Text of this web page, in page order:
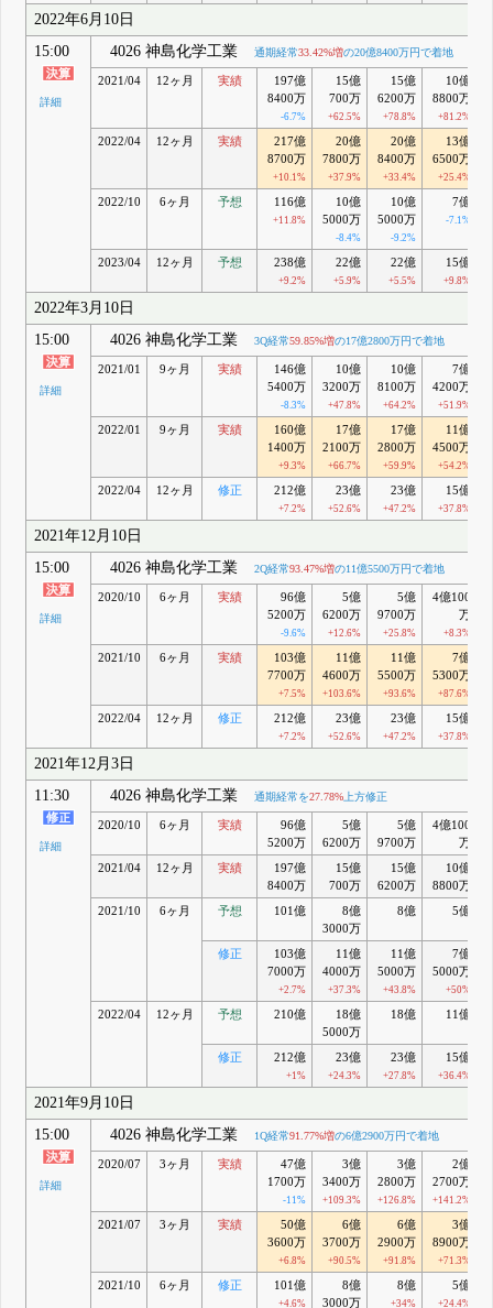
2022年6月10日
15:00
詳細
4026 神島化学工業 通期経常33.42%増の20億8400万円で着地
2021/04 12ヶ月 実績
197億
8400万
-6.7%
15億
700万
+62.5%
15億
6200万
+78.8%
10億
8800万
+81.2%
2022/04 12ヶ月 実績
217億
8700万
+10.1%
20億
7800万
+37.9%
20億
8400万
+33.4%
13億
6500万
+25.4%
2022/10 6ヶ月 予想 116億
+11.8%
10億
5000万
-8.4%
10億
5000万
-9.2%
7億
-7.1%
2023/04 12ヶ月 予想 238億
+9.2%
22億
+5.9%
22億
+5.5%
15億
+9.8%
2022年3月10日
15:00
詳細
4026 神島化学工業 3Q経常59.85%増の17億2800万円で着地
2021/01 9ヶ月 実績
146億
5400万
-8.3%
10億
3200万
+47.8%
10億
8100万
+64.2%
7億
4200万
+51.9%
2022/01 9ヶ月 実績
160億
1400万
+9.3%
17億
2100万
+66.7%
17億
2800万
+59.9%
11億
4500万
+54.2%
2022/04 12ヶ月 修正 212億
+7.2%
23億
+52.6%
23億
+47.2%
15億
+37.8%
2021年12月10日
15:00
詳細
4026 神島化学工業 2Q経常93.47%増の11億5500万円で着地
2020/10 6ヶ月 実績
96億
5200万
-9.6%
5億
6200万
+12.6%
5億
9700万
+25.8%
4億100
万
+8.3%
2021/10 6ヶ月 実績
103億
7700万
+7.5%
11億
4600万
+103.6%
11億
5500万
+93.6%
7億
5300万
+87.6%
2022/04 12ヶ月 修正 212億
+7.2%
23億
+52.6%
23億
+47.2%
15億
+37.8%
2021年12月3日
11:30
詳細
4026 神島化学工業 通期経常を27.78% 上方修正
2020/10 6ヶ月 実績
96億
5200万
5億
6200万
5億
9700万
4億100
万
2021/04
12ヶ月 実績
197億
8400万
15億
700万
15億
6200万
10億
8800万
2021/10
6ヶ月 予想 101億
8億
3000万
8億 5億
修正
103億
7000万
+2.7%
11億
4000万
+37.3%
11億
5000万
+43.8%
7億
5000万
+50%
2022/04 12ヶ月 予想 210億
18億
5000万
18億 11億
修正 212億
+1%
23億
+24.3%
23億
+27.8%
15億
+36.4%
2021年9月10日
15:00
詳細
4026 神島化学工業 1Q経常91.77%増の6億2900万円で着地
2020/07 3ヶ月 実績
47億
1700万
-11%
3億
3400万
+109.3%
3億
2800万
+126.8%
2億
2700万
+141.2%
2021/07 3ヶ月 実績
50億
3600万
+6.8%
6億
3700万
+90.5%
6億
2900万
+91.8%
3億
8900万
+71.3%
2021/10 6ヶ月 修正 101億
+4.6%
8億
3000万
8億
+34%
5億
+24.4%